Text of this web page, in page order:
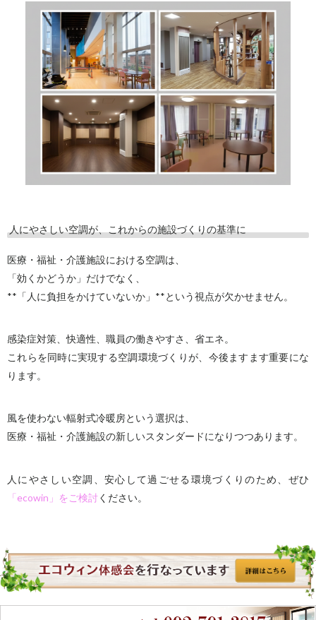
人にやさしい空調が、これからの施設づくりの基準に
医療・福祉・介護施設における空調は、
「効くかどうか」だけでなく、
**「人に負担をかけていないか」**という視点が欠かせません。
感染症対策、快適性、職員の働きやすさ、省エネ。
これらを同時に実現する空調環境づくりが、今後ますます重要にな
ります。
風を使わない輻射式冷暖房という選択は、
医療・福祉・介護施設の新しいスタンダードになりつつあります。
人にやさしい空調、安心して過ごせる環境づくりのため、ぜひ
「ecowin」をご検討ください。